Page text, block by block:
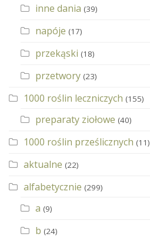
inne dania (39)
napóje (17)
przekąski (18)
przetwory (23)
1000 roślin leczniczych (155)
preparaty ziołowe (40)
1000 roślin prześlicznych (11)
aktualne (22)
alfabetycznie (299)
a (9)
b (24)